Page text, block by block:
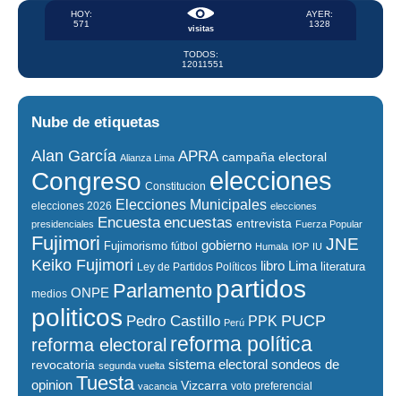
visitas
HOY:
571
AYER:
1328
TODOS:
12011551
Nube de etiquetas
Alan García Alianza Lima APRA campaña electoral
Congreso Constitucion elecciones
elecciones 2026 Elecciones Municipales elecciones
presidenciales
Encuesta encuestas entrevista Fuerza Popular
Fujimori Fujimorismo fútbol gobierno Humala IOP IU JNE
Keiko Fujimori Ley de Partidos Políticos libro Lima literatura
medios ONPE Parlamento partidos
politicos Pedro Castillo Perú PPK PUCP
reforma electoral reforma política
revocatoria segunda vuelta sistema electoral sondeos de
opinion Tuesta vacancia Vizcarra voto preferencial